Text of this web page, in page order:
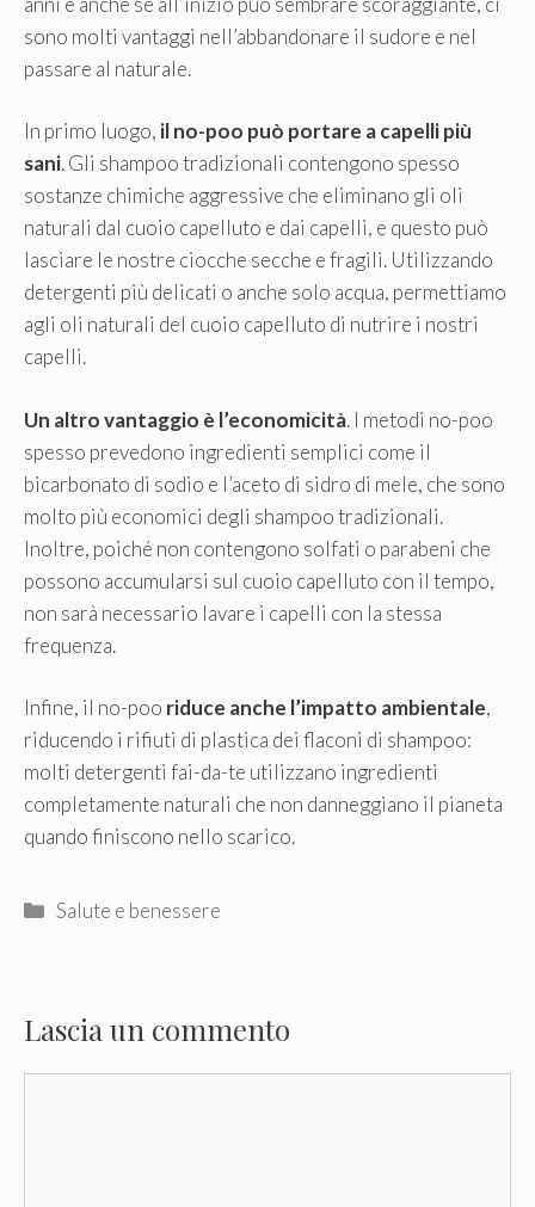
sono molti vantaggi nell’abbandonare il sudore e nel
passare al naturale.
In primo luogo, ilno-poo può portare a capelli più
sani. Gli shampoo tradizionali contengono spesso
sostanze chimiche aggressive che eliminano gli oli
naturali dal cuoio capelluto e dai capelli, e questo può
lasciare le nostre ciocche secche e fragili. Utilizzando
detergenti più delicati o anche solo acqua, permettiamo
agli oli naturali del cuoio capelluto di nutrire i nostri
capelli.
Un altro vantaggio è l’economicità. I metodi no-poo
spesso prevedono ingredienti semplici come il
bicarbonato di sodio e l’aceto di sidro di mele, che sono
molto più economici degli shampoo tradizionali.
Inoltre, poiché non contengono solfati o parabeni che
possono accumularsi sul cuoio capelluto con il tempo,
non sarà necessario lavare i capelli con la stessa
frequenza.
Infine, il no-poo riduce anche l’impatto ambientale,
riducendo i rifiuti di plastica dei flaconi di shampoo:
molti detergenti fai-da-te utilizzano ingredienti
completamente naturali che non danneggiano il pianeta
quando finiscono nello scarico.
Categorie
Salute e benessere
Lascia un commento